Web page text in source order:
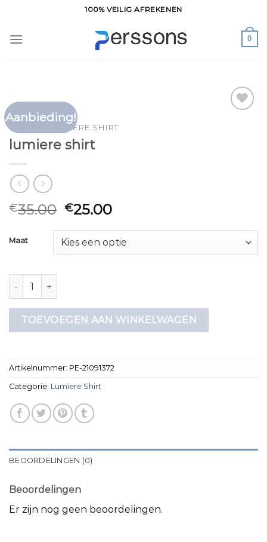
inhoud
100% VEILIG AFREKENEN
0
Aanbieding!
HOME LUMIERE SHIRT
lumiere shirt
€35.00 €25.00
Maat
lumiere shirt aantal
TOEVOEGEN AAN WINKELWAGEN
Artikelnummer: PE-21091372
Categorie: Lumiere Shirt
BEOORDELINGEN (0)
Beoordelingen
Er zijn nog geen beoordelingen.